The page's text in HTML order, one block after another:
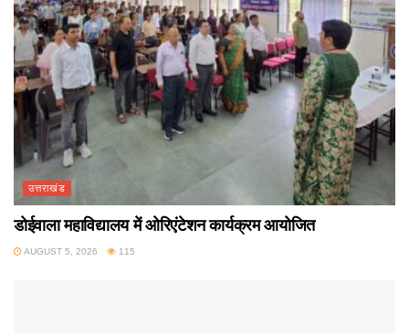
उत्तराखंड
डोईवाला महाविद्यालय में ओरिएंटेशन कार्यक्रम आयोजित
AUGUST 5, 2026 115